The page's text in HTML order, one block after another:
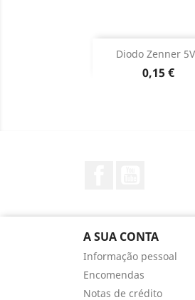
Diodo Zenner
Preço
0,15 €
Adicionar
Dados do
A SUA CONTA
Informação pessoal
Encomendas
Notas de crédito